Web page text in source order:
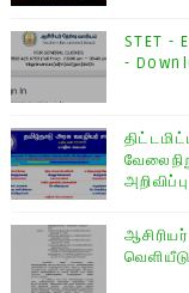
STET -
-
அறிவிப்பு
வெளியீடு